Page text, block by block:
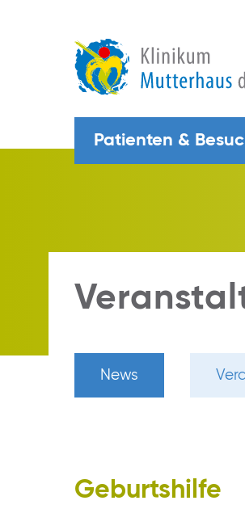
Patienten &
News
Geburtshilfe